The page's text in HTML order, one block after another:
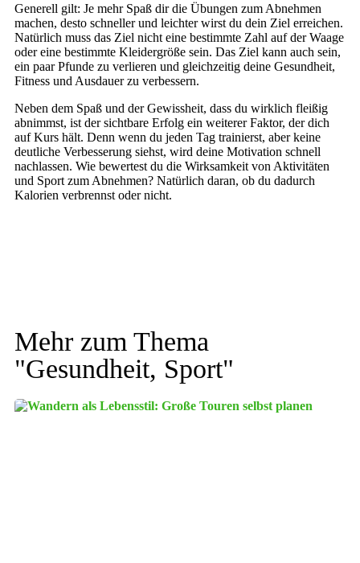
Generell gilt: Je mehr Spaß dir die Übungen zum Abnehmen
machen, desto schneller und leichter wirst du dein Ziel erreichen.
Natürlich muss das Ziel nicht eine bestimmte Zahl auf der Waage
oder eine bestimmte Kleidergröße sein. Das Ziel kann auch sein,
ein paar Pfunde zu verlieren und gleichzeitig deine Gesundheit,
Fitness und Ausdauer zu verbessern.
Neben dem Spaß und der Gewissheit, dass du wirklich fleißig
abnimmst, ist der sichtbare Erfolg ein weiterer Faktor, der dich
auf Kurs hält. Denn wenn du jeden Tag trainierst, aber keine
deutliche Verbesserung siehst, wird deine Motivation schnell
nachlassen. Wie bewertest du die Wirksamkeit von Aktivitäten
und Sport zum Abnehmen? Natürlich daran, ob du dadurch
Kalorien verbrennst oder nicht.
Mehr zum Thema
"Gesundheit, Sport"